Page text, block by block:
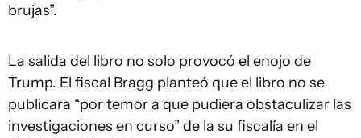
brujas”.
La salida del libro no solo provocó el enojo de
Trump. El fiscal Bragg planteó que el libro no se
publicara “por temor a que pudiera obstaculizar las
investigaciones en curso” de la su fiscalía en el